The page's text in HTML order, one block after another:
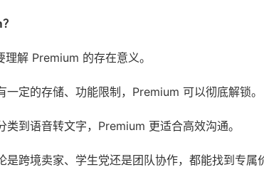
解 Premium 的存在意义。
一定的存储、功能限制，Premium 可以彻底解锁。
类到语音转文字，Premium 更适合高效沟通。
是跨境卖家、学生党还是团队协作，都能找到专属